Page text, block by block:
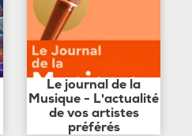
Le journal de la
Musique - L'actualité
de vos artistes
préférés